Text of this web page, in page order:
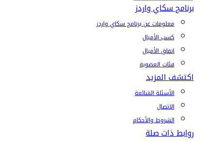
برنامج سكاي واردز
معلومات عن برنامج سكاي واردز
كسب الأميال
إنفاق الأميال
فئات العضوية
اكتشف المزيد
الأسئلة الشائعة
الاتصال
الشروط والأحكام
روابط ذات صلة